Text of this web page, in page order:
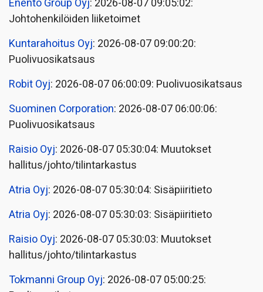
Enento Group Oyj: 2026-08-07 09:05:02:
Johtohenkilöiden liiketoimet
Kuntarahoitus Oyj: 2026-08-07 09:00:20:
Puolivuosikatsaus
Robit Oyj: 2026-08-07 06:00:09: Puolivuosikatsaus
Suominen Corporation: 2026-08-07 06:00:06:
Puolivuosikatsaus
Raisio Oyj: 2026-08-07 05:30:04: Muutokset
hallitus/johto/tilintarkastus
Atria Oyj: 2026-08-07 05:30:04: Sisäpiiritieto
Atria Oyj: 2026-08-07 05:30:03: Sisäpiiritieto
Raisio Oyj: 2026-08-07 05:30:03: Muutokset
hallitus/johto/tilintarkastus
Tokmanni Group Oyj: 2026-08-07 05:00:25: